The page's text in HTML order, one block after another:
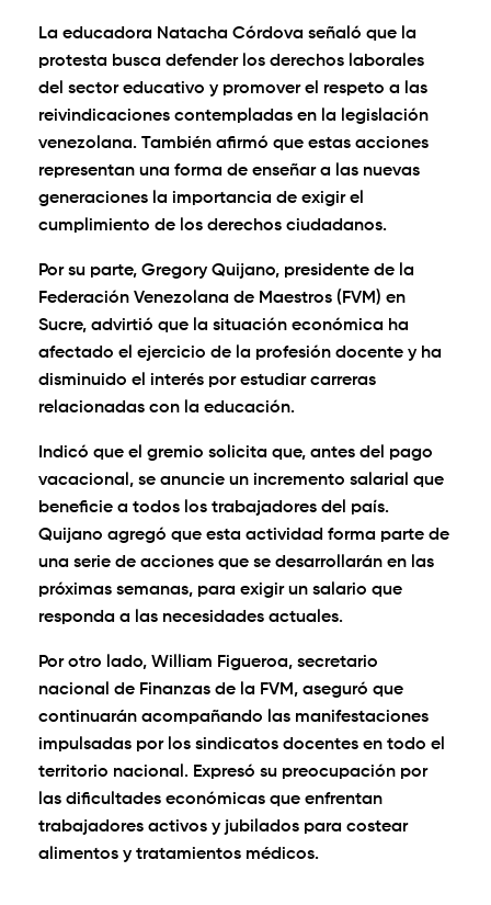
La educadora Natacha Córdova señaló que la
protesta busca defender los derechos laborales
del sector educativo y promover el respeto a las
reivindicaciones contempladas en la legislación
venezolana. También afirmó que estas acciones
representan una forma de enseñar a las nuevas
generaciones la importancia de exigir el
cumplimiento de los derechos ciudadanos.
Por su parte, Gregory Quijano, presidente de la
Federación Venezolana de Maestros (FVM) en
Sucre, advirtió que la situación económica ha
afectado el ejercicio de la profesión docente y ha
disminuido el interés por estudiar carreras
relacionadas con la educación.
Indicó que el gremio solicita que, antes del pago
vacacional, se anuncie un incremento salarial que
beneficie a todos los trabajadores del país.
Quijano agregó que esta actividad forma parte de
una serie de acciones que se desarrollarán en las
próximas semanas, para exigir un salario que
responda a las necesidades actuales.
Por otro lado, William Figueroa, secretario
nacional de Finanzas de la FVM, aseguró que
continuarán acompañando las manifestaciones
impulsadas por los sindicatos docentes en todo el
territorio nacional. Expresó su preocupación por
las dificultades económicas que enfrentan
trabajadores activos y jubilados para costear
alimentos y tratamientos médicos.